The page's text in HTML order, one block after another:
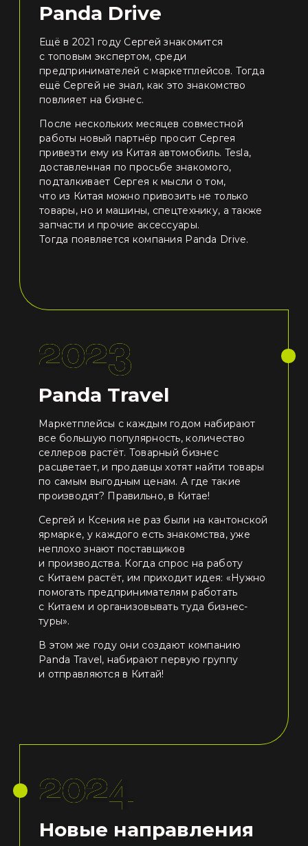
Panda Drive
Ещё в 2021 году Сергей знакомится
с топовым экспертом, среди
предпринимателей с маркетплейсов. Тогда
ещё Сергей не знал, как это знакомство
повлияет на бизнес.
После нескольких месяцев совместной
работы новый партнёр просит Сергея
привезти ему из Китая автомобиль. Tesla,
доставленная по просьбе знакомого,
подталкивает Сергея к мысли о том,
что из Китая можно привозить не только
товары, но и машины, спецтехнику, а также
запчасти и прочие аксессуары.
Тогда появляется компания Panda Drive.
2023
Panda Travel
Маркетплейсы с каждым годом набирают
все большую популярность, количество
селлеров растёт. Товарный бизнес
расцветает, и продавцы хотят найти товары
по самым выгодным ценам. А где такие
производят? Правильно, в Китае!
Сергей и Ксения не раз были на кантонской
ярмарке, у каждого есть знакомства, уже
неплохо знают поставщиков
и производства. Когда спрос на работу
с Китаем растёт, им приходит идея: «Нужно
помогать предпринимателям работать
с Китаем и организовывать туда бизнес-
туры».
В этом же году они создают компанию
Panda Travel, набирают первую группу
и отправляются в Китай!
2024
Новые направления